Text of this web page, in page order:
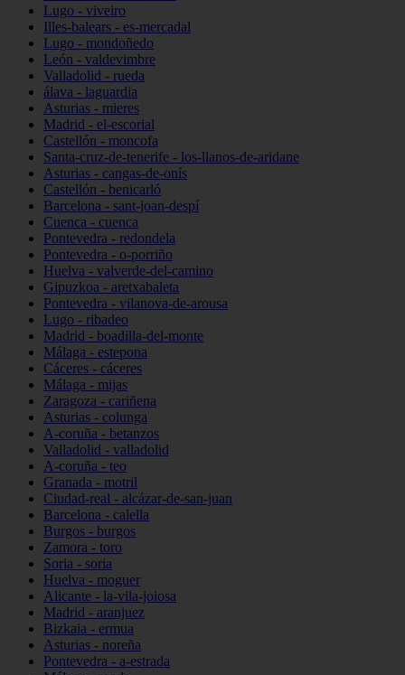
Lugo - viveiro
Illes-balears - es-mercadal
Lugo - mondoñedo
León - valdevimbre
Valladolid - rueda
álava - laguardia
Asturias - mieres
Madrid - el-escorial
Castellón - moncofa
Santa-cruz-de-tenerife - los-llanos-de-aridane
Asturias - cangas-de-onís
Castellón - benicarló
Barcelona - sant-joan-despí
Cuenca - cuenca
Pontevedra - redondela
Pontevedra - o-porriño
Huelva - valverde-del-camino
Gipuzkoa - aretxabaleta
Pontevedra - vilanova-de-arousa
Lugo - ribadeo
Madrid - boadilla-del-monte
Málaga - estepona
Cáceres - cáceres
Málaga - mijas
Zaragoza - cariñena
Asturias - colunga
A-coruña - betanzos
Valladolid - valladolid
A-coruña - teo
Granada - motril
Ciudad-real - alcázar-de-san-juan
Barcelona - calella
Burgos - burgos
Zamora - toro
Soria - soria
Huelva - moguer
Alicante - la-vila-joiosa
Madrid - aranjuez
Bizkaia - ermua
Asturias - noreña
Pontevedra - a-estrada